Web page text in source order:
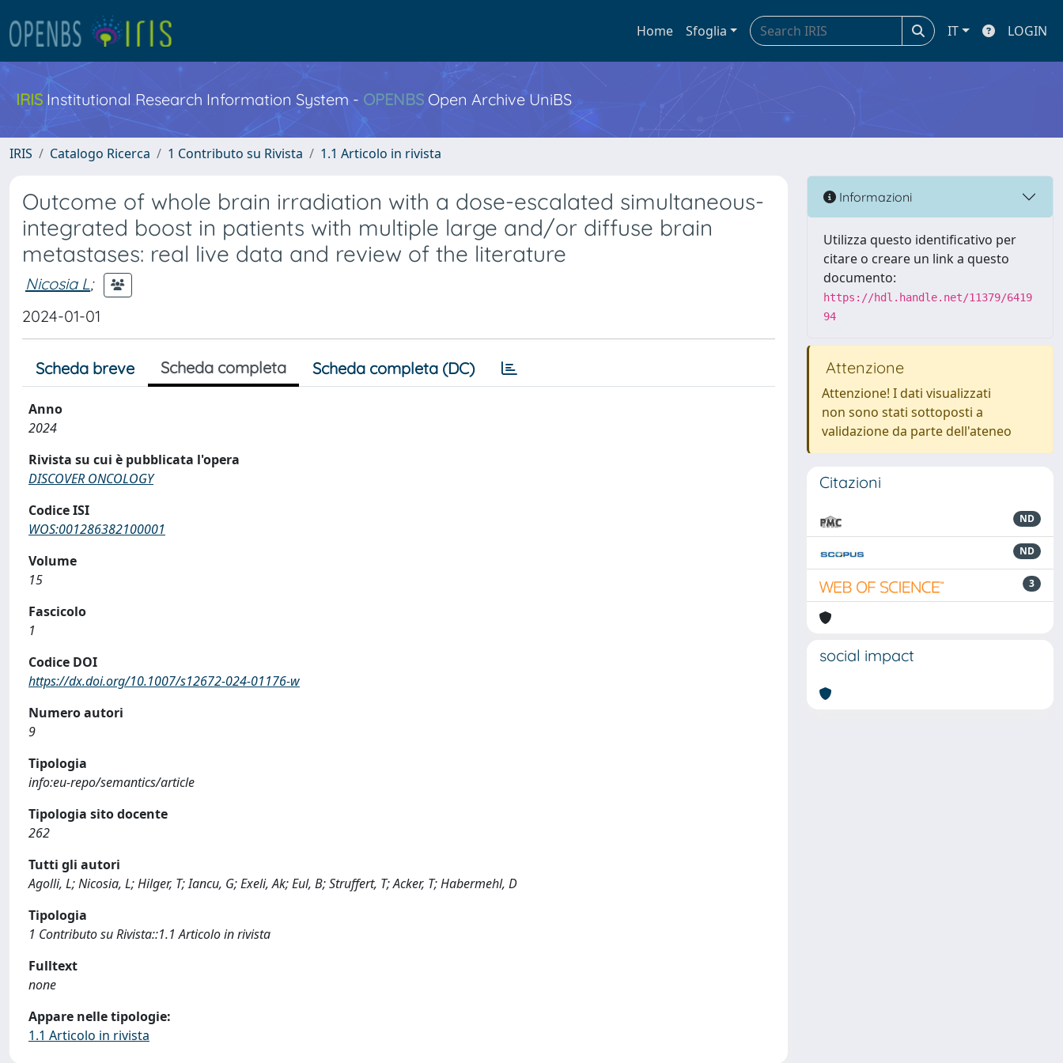
Home Sfoglia IT LOGIN
IRIS Institutional Research Information System - OPENBS Open Archive UniBS
IRIS Catalogo Ricerca 1 Contributo su Rivista 1.1 Articolo in rivista
Outcome of whole brain irradiation with a dose-escalated simultaneous-
integrated boost in patients with multiple large and/or diffuse brain
metastases: real live data and review of the literature
Nicosia L;
2024-01-01
Scheda breve Scheda completa Scheda completa (DC)
Anno
2024
Rivista su cui è pubblicata l'opera
DISCOVER ONCOLOGY
Codice ISI
WOS:001286382100001
Volume
15
Fascicolo
1
Codice DOI
https://dx.doi.org/10.1007/s12672-024-01176-w
Numero autori
9
Tipologia
info:eu-repo/semantics/article
Tipologia sito docente
262
Tutti gli autori
Agolli, L; Nicosia, L; Hilger, T; Iancu, G; Exeli, Ak; Eul, B; Struffert, T; Acker, T; Habermehl, D
Tipologia
1 Contributo su Rivista::1.1 Articolo in rivista
Fulltext
none
Appare nelle tipologie:
1.1 Articolo in rivista
Informazioni
Utilizza questo identificativo per
citare o creare un link a questo
documento:
https://hdl.handle.net/11379/6419
94
Attenzione
Attenzione! I dati visualizzati
non sono stati sottoposti a
validazione da parte dell'ateneo
Citazioni
ND
ND
3
social impact